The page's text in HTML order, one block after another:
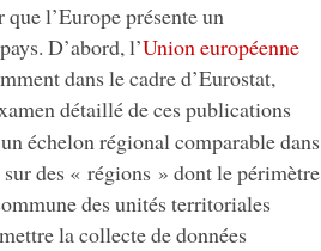
l’Europe présente un
D’abord, l’Union européenne
dans le cadre d’Eurostat,
détaillé de ces publications
échelon régional comparable dans
des « régions » dont le périmètre
des unités territoriales
la collecte de données